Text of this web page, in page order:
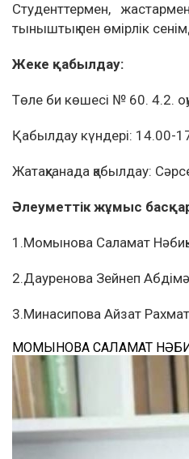
Студенттермен,
тыныштық пен өмірлік
Жеке қабылдау:
Төле би көшесі № 60. 4.2.
Қабылдау күндері: 14.00-
Жатақханада қабылдау:
Әлеуметтік жұмыс
1.Момынова Саламат
2.Дауренова Зейнеп
3.Минасипова Айзат
МОМЫНОВА САЛАМАТ